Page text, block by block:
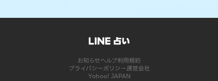
お知らせヘルプ利用規約
プライバシーポリシー運営会社
Yahoo! JAPAN